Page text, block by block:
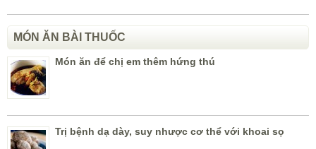
MÓN ĂN BÀI THUỐC
Món ăn để chị em thêm hứng thú
Trị bệnh dạ dày, suy nhược cơ thể với khoai sọ